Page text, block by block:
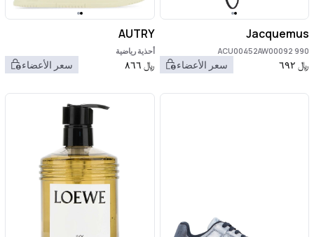
Jacquemus
ACU00452AW00092 990
﷼ ٦٩٢ سعر الأعضاء
AUTRY
أحذية رياضية
﷼ ٨٦٦ سعر الأعضاء